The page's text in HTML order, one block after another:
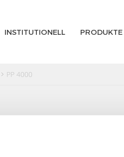
INSTITUTIONELL PRODUKTE
PP 4000